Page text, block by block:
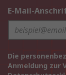
E-Mail-
Die
Anmeldung zur